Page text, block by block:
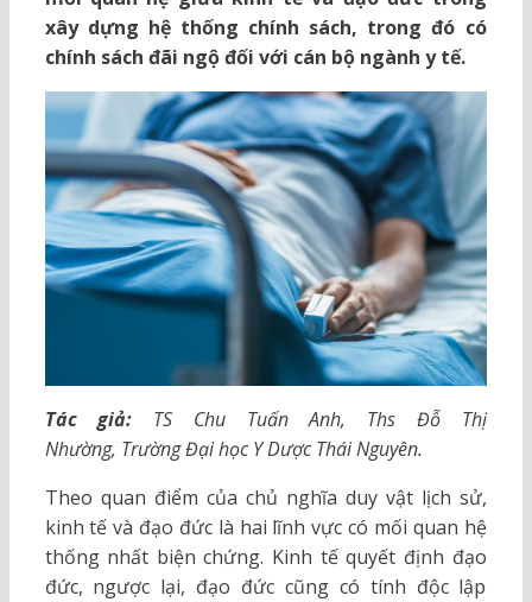
xây dựng hệ thống chính sách, trong đó có
chính sách đãi ngộ đối với cán bộ ngành y tế.
Tác giả: TS Chu Tuấn Anh, Ths Đỗ Thị
Nhường, Trường Đại học Y Dược Thái Nguyên.
Theo quan điểm của chủ nghĩa duy vật lịch sử,
kinh tế và đạo đức là hai lĩnh vực có mối quan hệ
thống nhất biện chứng. Kinh tế quyết định đạo
đức, ngược lại, đạo đức cũng có tính độc lập